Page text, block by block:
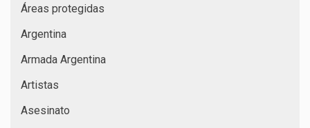
Áreas protegidas
Argentina
Armada Argentina
Artistas
Asesinato